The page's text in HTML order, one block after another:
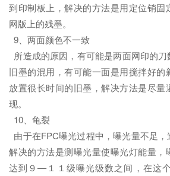
到印制板上，解决的方法是用定位销固
网版上的残墨。
9、两面颜色不一致
所造成的原因，有可能是两面网印的
旧墨的混用，有可能一面是用搅拌好的
放置很长时间的旧墨，解决方法是尽量
现。
10、龟裂
由于在FPC曝光过程中，曝光量不足，
解决的方法是测曝光量使曝光灯能量，
达到９—１１级曝光级数之间，在这